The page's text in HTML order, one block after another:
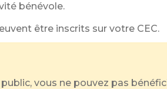
bénévole.
être inscrits sur votre CEC.
vous ne pouvez pas